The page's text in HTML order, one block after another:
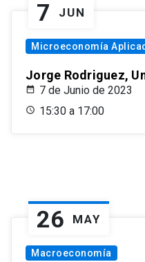
7 JUN
Microeconomía
Jorge Rodriguez,
7 de Junio de 2023
15:30 a 17:00
26 MAY
Macroeconomía